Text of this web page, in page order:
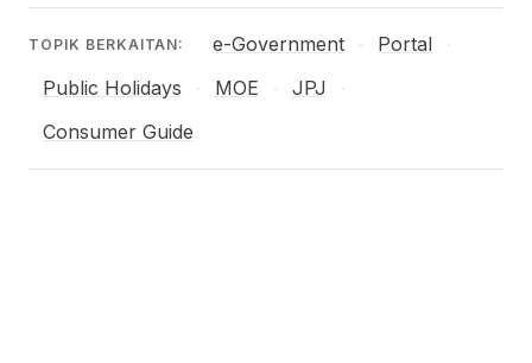
TOPIK BERKAITAN: e-Government Portal
Public Holidays
MOE JPJ
Consumer Guide